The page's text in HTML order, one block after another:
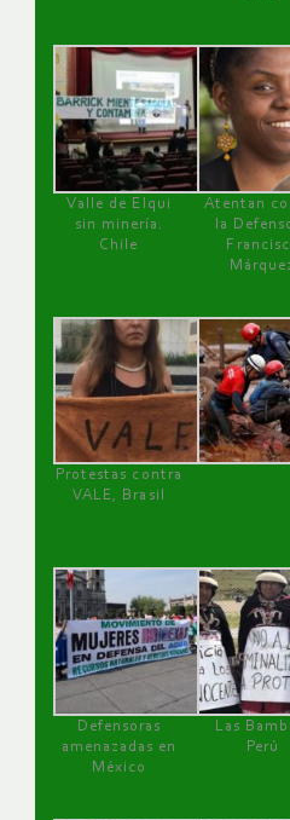
Valle de Elqui
sin minería.
Chile
Atentan
la
Protestas contra
VALE, Brasil
Defensoras
amenazadas en
México
Las
Perú